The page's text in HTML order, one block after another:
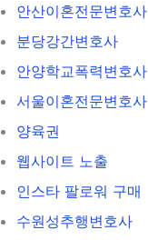
안산이혼전문변호사
분당강간변호사
안양학교폭력변호사
서울이혼전문변호사
양육권
웹사이트 노출
인스타 팔로워 구매
수원성추행변호사